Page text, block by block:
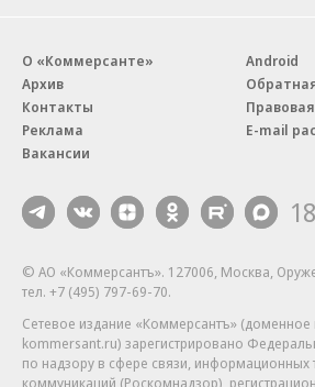
О «Коммерсанте»
Архив
Контакты
Реклама
Вакансии
Android
E-mail
© АО «Коммерсантъ». 127006, Москва,
тел. +7 (495) 797-69-70.
Сетевое издание «Коммерсантъ» (доменное
kommersant.ru) зарегистрировано
по надзору в сфере связи, информационных
коммуникаций (Роскомнадзор),